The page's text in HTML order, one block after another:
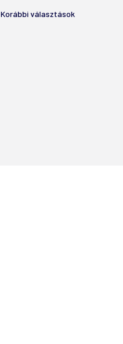
Korábbi választások